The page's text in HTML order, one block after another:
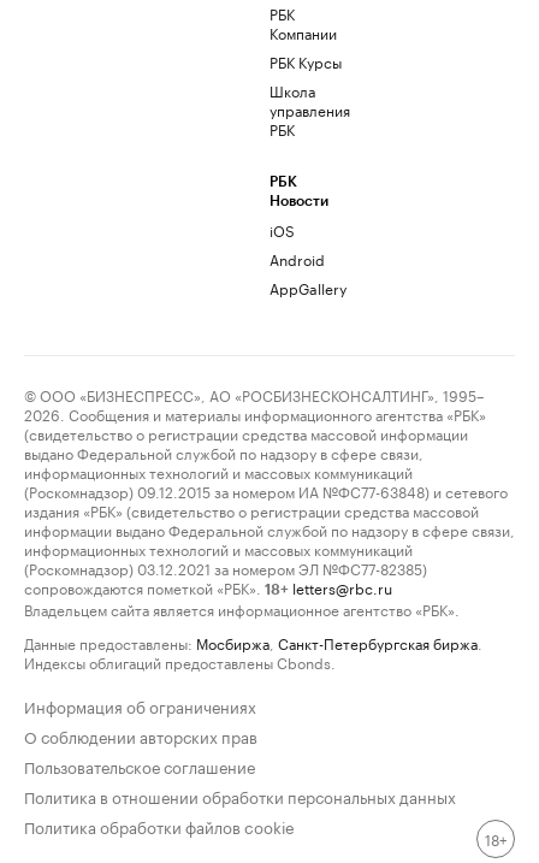
РБК
Компании
РБК Курсы
Школа
управления
РБК
РБК
Новости
iOS
Android
AppGallery
© ООО «БИЗНЕСПРЕСС», АО «РОСБИЗНЕСКОНСАЛТИНГ», 1995–
2026. Сообщения и материалы информационного агентства «РБК»
(свидетельство о регистрации средства массовой информации
выдано Федеральной службой по надзору в сфере связи,
информационных технологий и массовых коммуникаций
(Роскомнадзор) 09.12.2015 за номером ИА №ФС77-63848) и сетевого
издания «РБК» (свидетельство о регистрации средства массовой
информации выдано Федеральной службой по надзору в сфере связи,
информационных технологий и массовых коммуникаций
(Роскомнадзор) 03.12.2021 за номером ЭЛ №ФС77-82385)
сопровождаются пометкой «РБК».
18+ letters@rbc.ru
Владельцем сайта является информационное агентство «РБК».
Данные предоставлены: Мосбиржа Санкт-Петербургская биржа
Индексы облигаций предоставлены Cbonds.
Информация об ограничениях
О соблюдении авторских прав
Пользовательское соглашение
Политика в отношении обработки персональных данных
Политика обработки файлов cookie
18+